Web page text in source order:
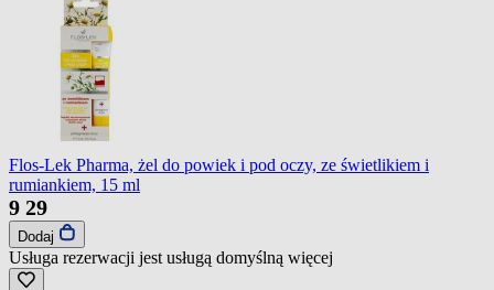
Flos-Lek Pharma, żel do powiek i pod oczy, ze świetlikiem i
rumiankiem, 15 ml
9 29
Dodaj
Usługa rezerwacji jest usługą domyślną więcej